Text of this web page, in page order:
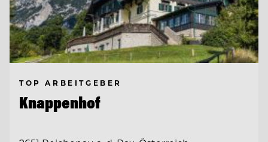
TOP ARBEITGEBER
Knappenhof